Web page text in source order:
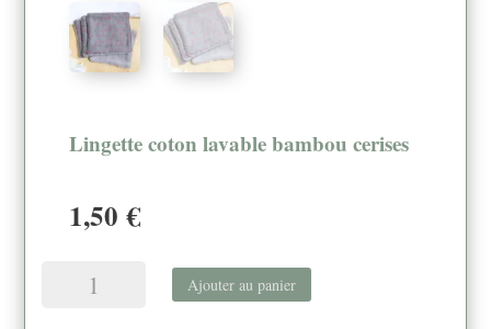
Lingette coton lavable bambou cerises
1,50€
Ajouter au panier